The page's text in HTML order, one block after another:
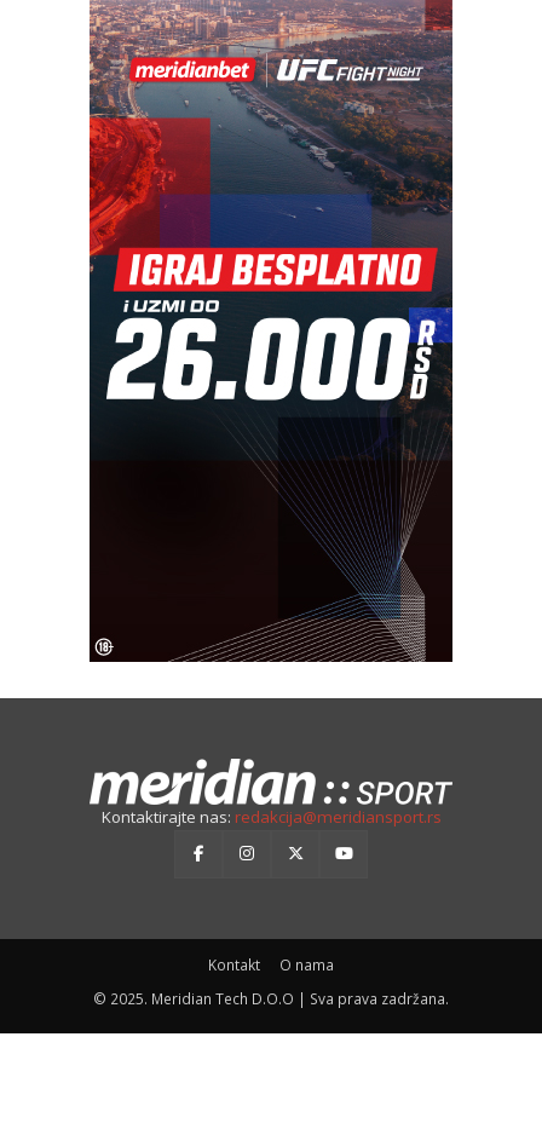
Kontaktirajte nas: redakcija@meridiansport.rs
Kontakt
O nama
© 2025. Meridian Tech D.O.O | Sva prava zadržana.